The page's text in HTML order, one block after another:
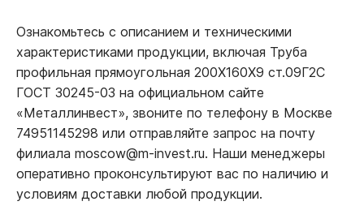
Ознакомьтесь с описанием и техническими
характеристиками продукции, включая Труба
профильная прямоугольная 200Х160Х9 ст.09Г2С
ГОСТ 30245-03 на официальном сайте
«Металлинвест», звоните по телефону в Москве
74951145298 или отправляйте запрос на почту
филиала moscow@m-invest.ru. Наши менеджеры
оперативно проконсультируют вас по наличию и
условиям доставки любой продукции.